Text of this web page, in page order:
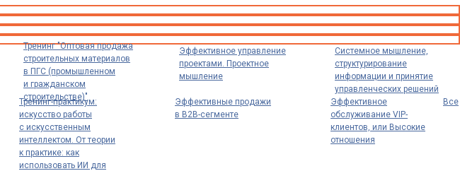
Тренинг "Оптовая продажа
строительных материалов
в ПГС (промышленном
и гражданском
строительстве)"
Эффективное управление
проектами. Проектное
мышление
Системное мышление,
структурирование
информации и принятие
управленческих решений
Тренинг-практикум:
искусство работы
с искусственным
интеллектом. От теории
к практике: как
использовать ИИ для
Эффективные продажи
в B2B-сегменте
Эффективное
обслуживание VIP-
клиентов, или Высокие
отношения
Все